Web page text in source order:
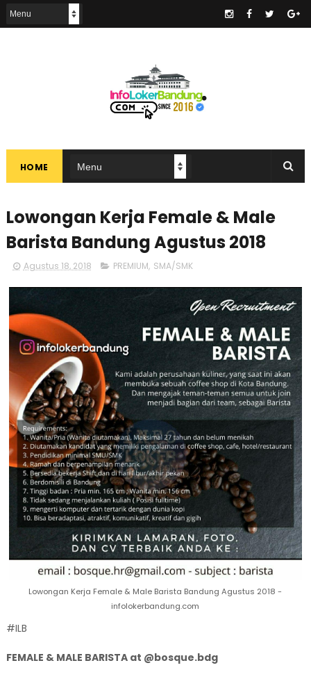
HOME
Lowongan Kerja Female & Male
Barista Bandung Agustus 2018
Agustus 18, 2018 PREMIUM, SMA/SMK
Lowongan Kerja Female & Male Barista Bandung Agustus 2018 -
infolokerbandung.com
#ILB
FEMALE & MALE BARISTA at @bosque.bdg